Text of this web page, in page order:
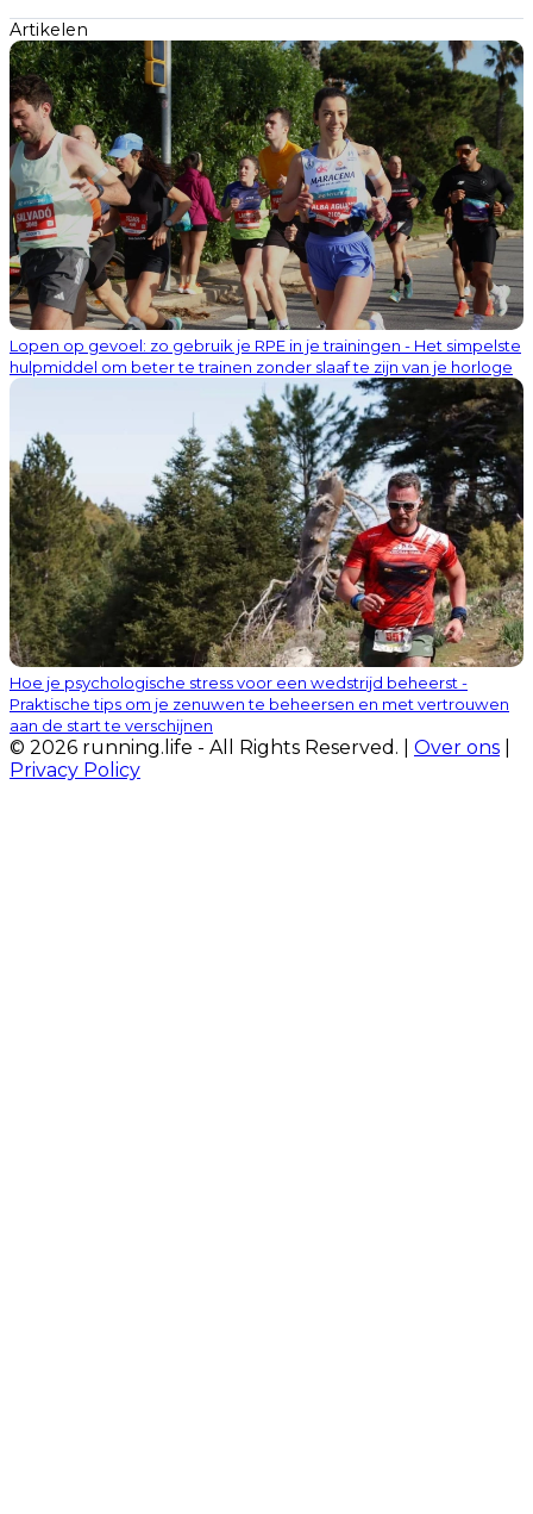
Artikelen
Lopen op gevoel: zo gebruik je RPE in je trainingen - Het simpelste
hulpmiddel om beter te trainen zonder slaaf te zijn van je horloge
Hoe je psychologische stress voor een wedstrijd beheerst -
Praktische tips om je zenuwen te beheersen en met vertrouwen
aan de start te verschijnen
© 2026 running.life - All Rights Reserved. | Over ons
Privacy Policy